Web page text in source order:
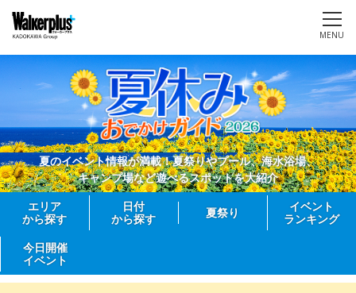
MENU
夏のイベント情報が満載！夏祭りやプール、海水浴場、
キャンプ場など遊べるスポットを大紹介
エリア
から探す
日付
から探す
夏祭り
イベント
ランキング
今日開催
イベント